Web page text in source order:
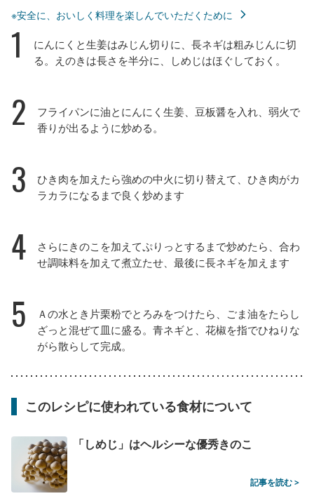
※安全に、おいしく料理を楽しんでいただくために
1
にんにくと生姜はみじん切りに、長ネギは粗みじんに切
る。えのきは長さを半分に、しめじはほぐしておく。
2
フライパンに油とにんにく生姜、豆板醤を入れ、弱火で
香りが出るように炒める。
3
ひき肉を加えたら強めの中火に切り替えて、ひき肉がカ
ラカラになるまで良く炒めます
4
さらにきのこを加えてぷりっとするまで炒めたら、合わ
せ調味料を加えて煮立たせ、最後に長ネギを加えます
5
Ａの水とき片栗粉でとろみをつけたら、ごま油をたらし
ざっと混ぜて皿に盛る。青ネギと、花椒を指でひねりな
がら散らして完成。
このレシピに使われている食材について
「しめじ」はヘルシーな優秀きのこ
記事を読む >